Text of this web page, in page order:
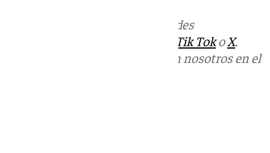
en las redes
Tik TokoX.
Puedes ponerte en contacto con nosotros en el